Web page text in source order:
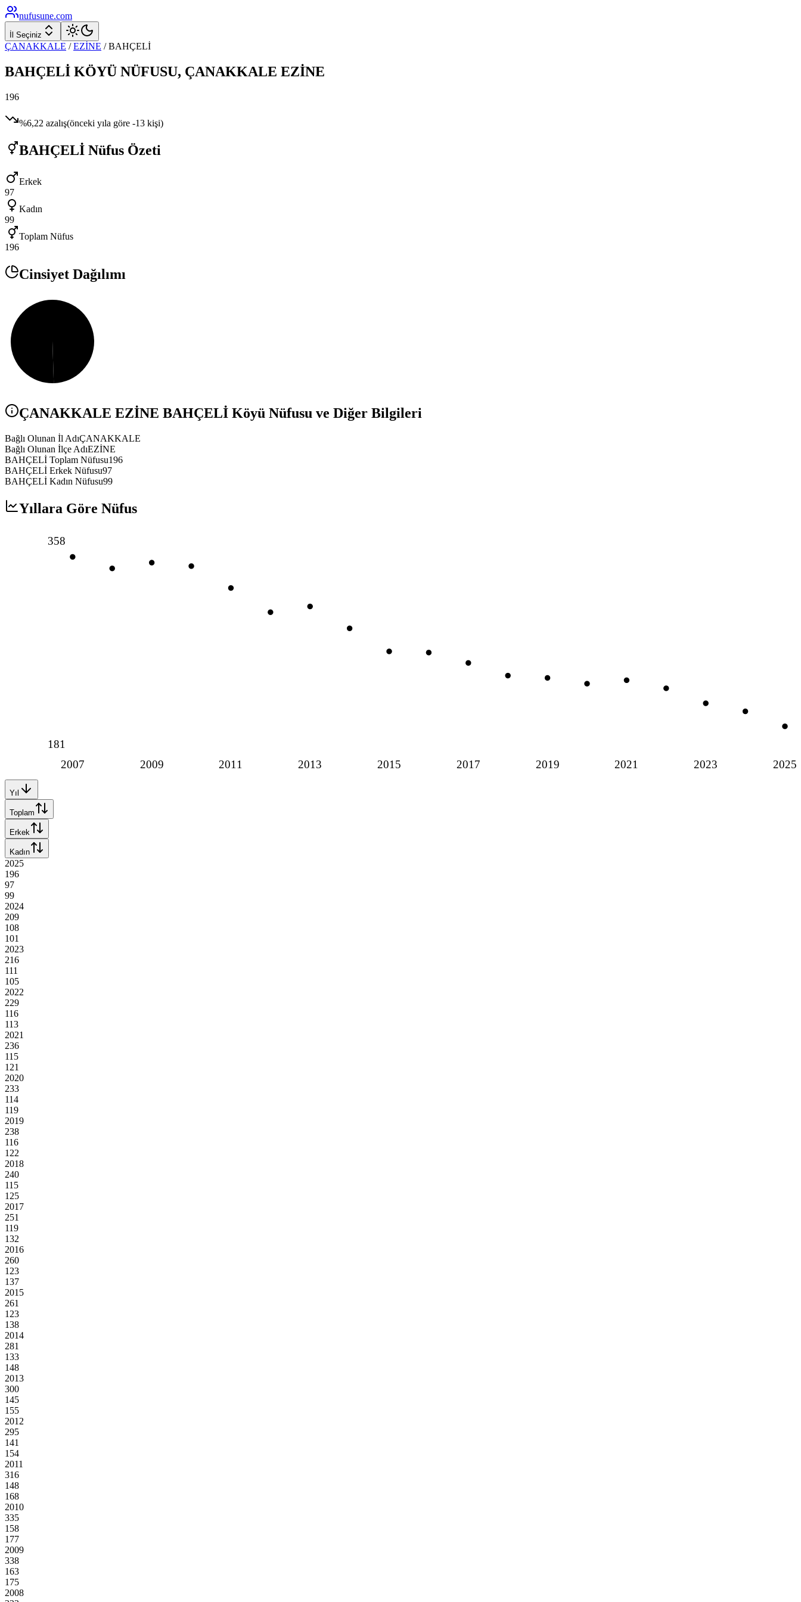
nufusune.com
İl Seçiniz
ÇANAKKALE / EZİNE /BAHÇELİ
BAHÇELİ KÖYÜ NÜFUSU, ÇANAKKALE EZİNE
196
%6,22 azalış(önceki yıla göre -13 kişi)
BAHÇELİ Nüfus Özeti
Erkek
97
Kadın
99
Toplam Nüfus
196
Cinsiyet Dağılımı
ÇANAKKALE EZİNE BAHÇELİ Köyü Nüfusu ve Diğer Bilgileri
Bağlı Olunan İl AdıÇANAKKALE
Bağlı Olunan İlçe AdıEZİNE
BAHÇELİ Toplam Nüfusu196
BAHÇELİ Erkek Nüfusu97
BAHÇELİ Kadın Nüfusu99
Yıllara Göre Nüfus
2007 2009 2011 2013 2015 2017 2019 2021 2023 2025
358
181
Yıl
Toplam
Erkek
Kadın
2025
196
97
99
2024
209
108
101
2023
216
111
105
2022
229
116
113
2021
236
115
121
2020
233
114
119
2019
238
116
122
2018
240
115
125
2017
251
119
132
2016
260
123
137
2015
261
123
138
2014
281
133
148
2013
300
145
155
2012
295
141
154
2011
316
148
168
2010
335
158
177
2009
338
163
175
2008